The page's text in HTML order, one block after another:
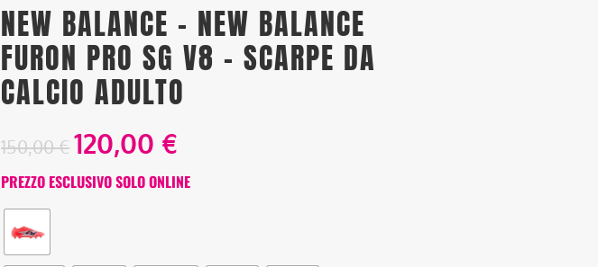
NEW BALANCE – NEW BALANCE
FURON PRO SG V8 – SCARPE DA
CALCIO ADULTO
150,00€120,00 €
PREZZO ESCLUSIVO SOLO ONLINE